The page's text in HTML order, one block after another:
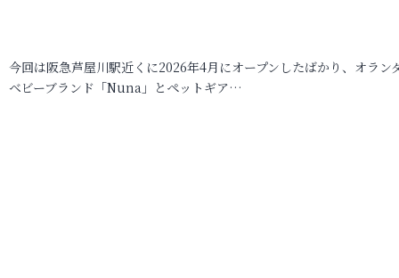
今回は阪急芦屋川駅近くに2026年4月にオープンしたばかり、オラン
ベビーブランド「Nuna」とペットギア…